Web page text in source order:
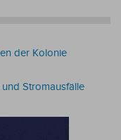
der Kolonie
Stromausfälle